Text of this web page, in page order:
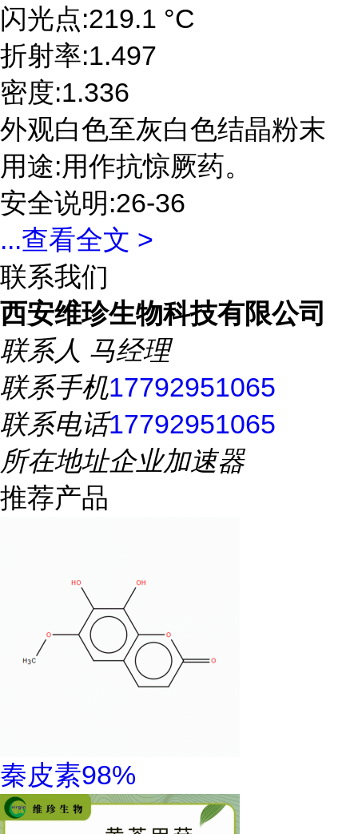
闪光点:219.1 °C
折射率:1.497
密度:1.336
外观白色至灰白色结晶粉末
用途:用作抗惊厥药。
安全说明:26-36
...查看全文 >
联系我们
西安维珍生物科技有限公司
联系人 马经理
联系手机17792951065
联系电话17792951065
所在地址企业加速器
推荐产品
秦皮素98%